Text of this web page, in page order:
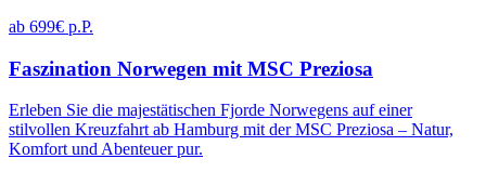
ab 699€ p.P.
Faszination Norwegen mit MSC Preziosa
Erleben Sie die majestätischen Fjorde Norwegens auf einer
stilvollen Kreuzfahrt ab Hamburg mit der MSC Preziosa – Natur,
Komfort und Abenteuer pur.